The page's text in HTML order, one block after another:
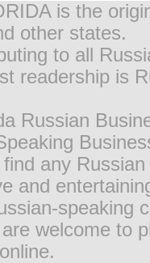
is the
other states.
to all
readership is
Russian
any
and
speaking
welcome to